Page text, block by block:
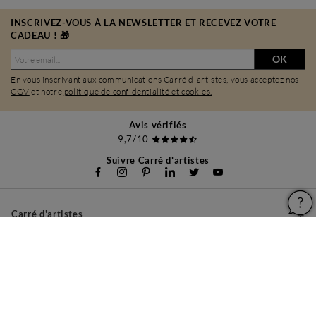
INSCRIVEZ-VOUS À LA NEWSLETTER ET RECEVEZ VOTRE
CADEAU ! 🎁
OK
En vous inscrivant aux communications Carré d'artistes, vous acceptez nos
CGV et notre politique de confidentialité et cookies.
Avis vérifiés
9,7/10
Suivre Carré d'artistes
Carré d'artistes